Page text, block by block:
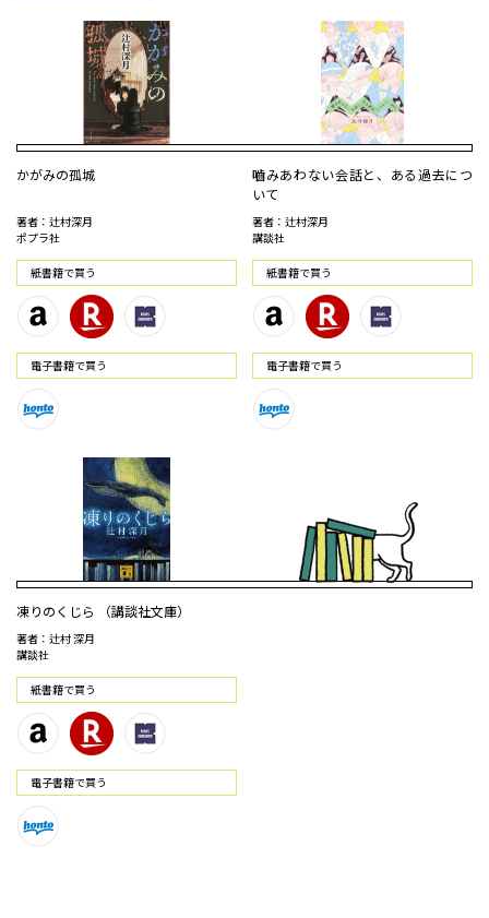
かがみの孤城
著者：辻村深月
ポプラ社
紙書籍で買う
電⼦書籍で買う
嚙みあわない会話と、ある過去につ
いて
著者：辻村深月
講談社
紙書籍で買う
電⼦書籍で買う
凍りのくじら （講談社文庫）
著者：辻村 深月
講談社
紙書籍で買う
電⼦書籍で買う